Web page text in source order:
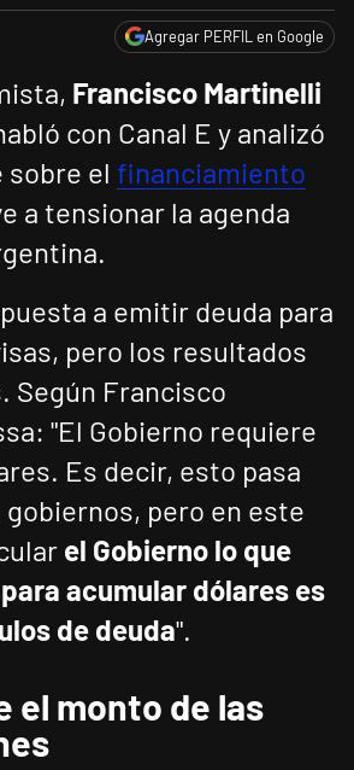
Agregar PERFIL en Google
Francisco Martinelli
con Canal E y analizó
sobre el financiamiento
a tensionar la agenda
a emitir deuda para
pero los resultados
Según Francisco
"El Gobierno requiere
Es decir, esto pasa
pero en este
el Gobierno lo que
acumular dólares es
de deuda".
el monto de las